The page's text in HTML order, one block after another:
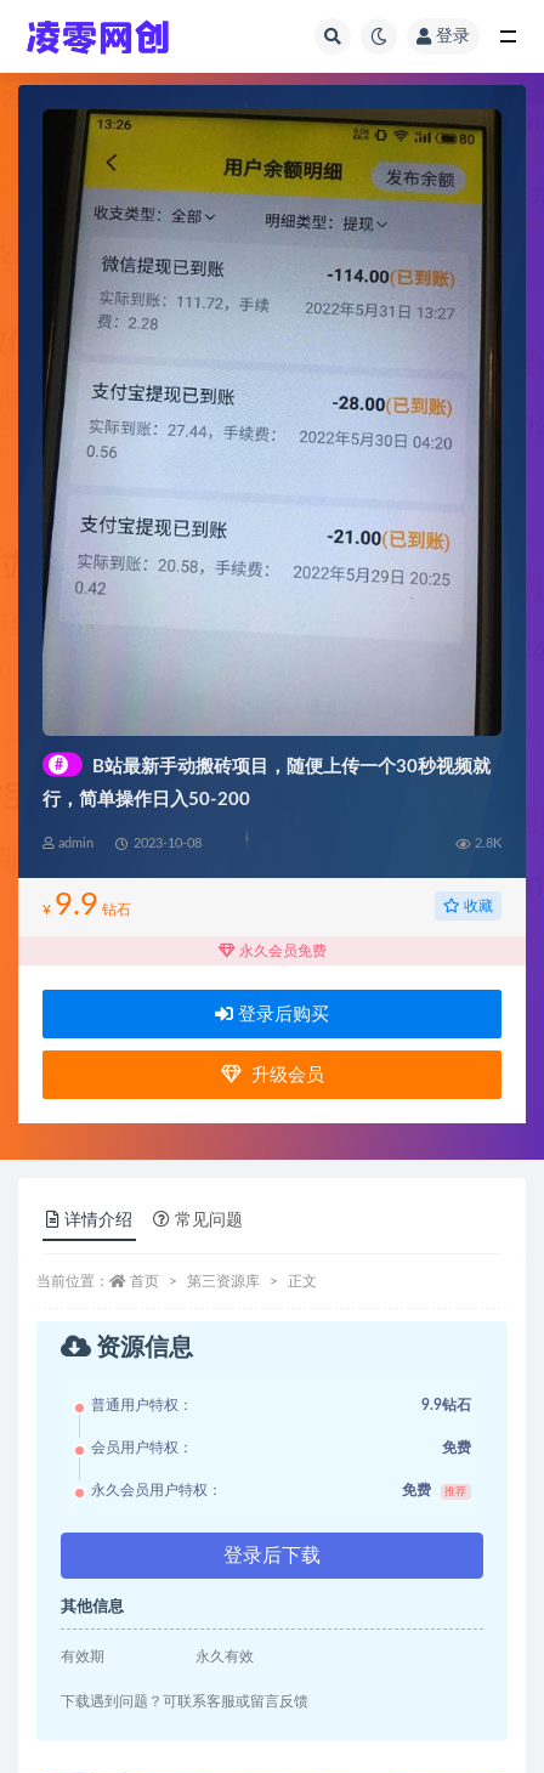
登录
#
B站最新手动搬砖项目，随便上传一个30秒视频就
行，简单操作日入50-200
admin 2023-10-08 2.8K
¥ 9.9 钻石 收藏
永久会员免费
登录后购买
升级会员
详情介绍 常见问题
当前位置： 首页 第三资源库 正文
资源信息
普通用户特权： 9.9钻石
会员用户特权： 免费
永久会员用户特权： 免费 推荐
登录后下载
其他信息
有效期 永久有效
下载遇到问题？可联系客服或留言反馈